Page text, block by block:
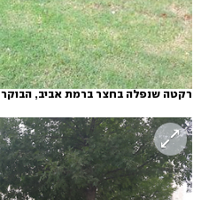
רקטה שנפלה בחצר ברמת אביב, הבוקר